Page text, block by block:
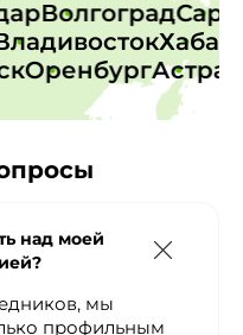
Волгоград
Владивосток
Оренбург
над моей
мы
профильным